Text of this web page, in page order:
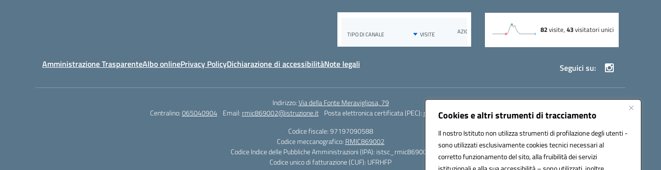
Cookies e altri strumenti di tracciamento
Il nostro Istituto non utilizza strumenti di profilazione degli utenti -
sono utilizzati esclusivamente cookies tecnici necessari al
corretto funzionamento del sito, alla fruibilità dei servizi
Amministrazione TrasparenteAlbo onlinePrivacy PolicyDichiarazione di accessibilitàNote legali Seguici su:
Indirizzo:Via della Fonte Meravigliosa, 79
Centralino:065040904 Email: rmic869002@istruzione.it Posta elettronica certificata (PEC): rmic869002@pec.istruzione.it
Codice fiscale: 97197090588
Codice meccanografico: RMIC869002
Codice Indice delle Pubbliche Amministrazioni (IPA): istsc_rmic869002
Codice unico di fatturazione (CUF): UFRHFP